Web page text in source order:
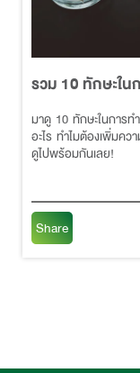
รวม 10 ทักษะใน
มาดู 10 ทักษะในการท
อะไร ทำไมต้องเพิ่มค
ดูไปพร้อมกันเลย!
Share